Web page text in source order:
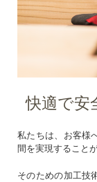
快適で安
私たちは、お客様
間を実現すること
そのための加工技